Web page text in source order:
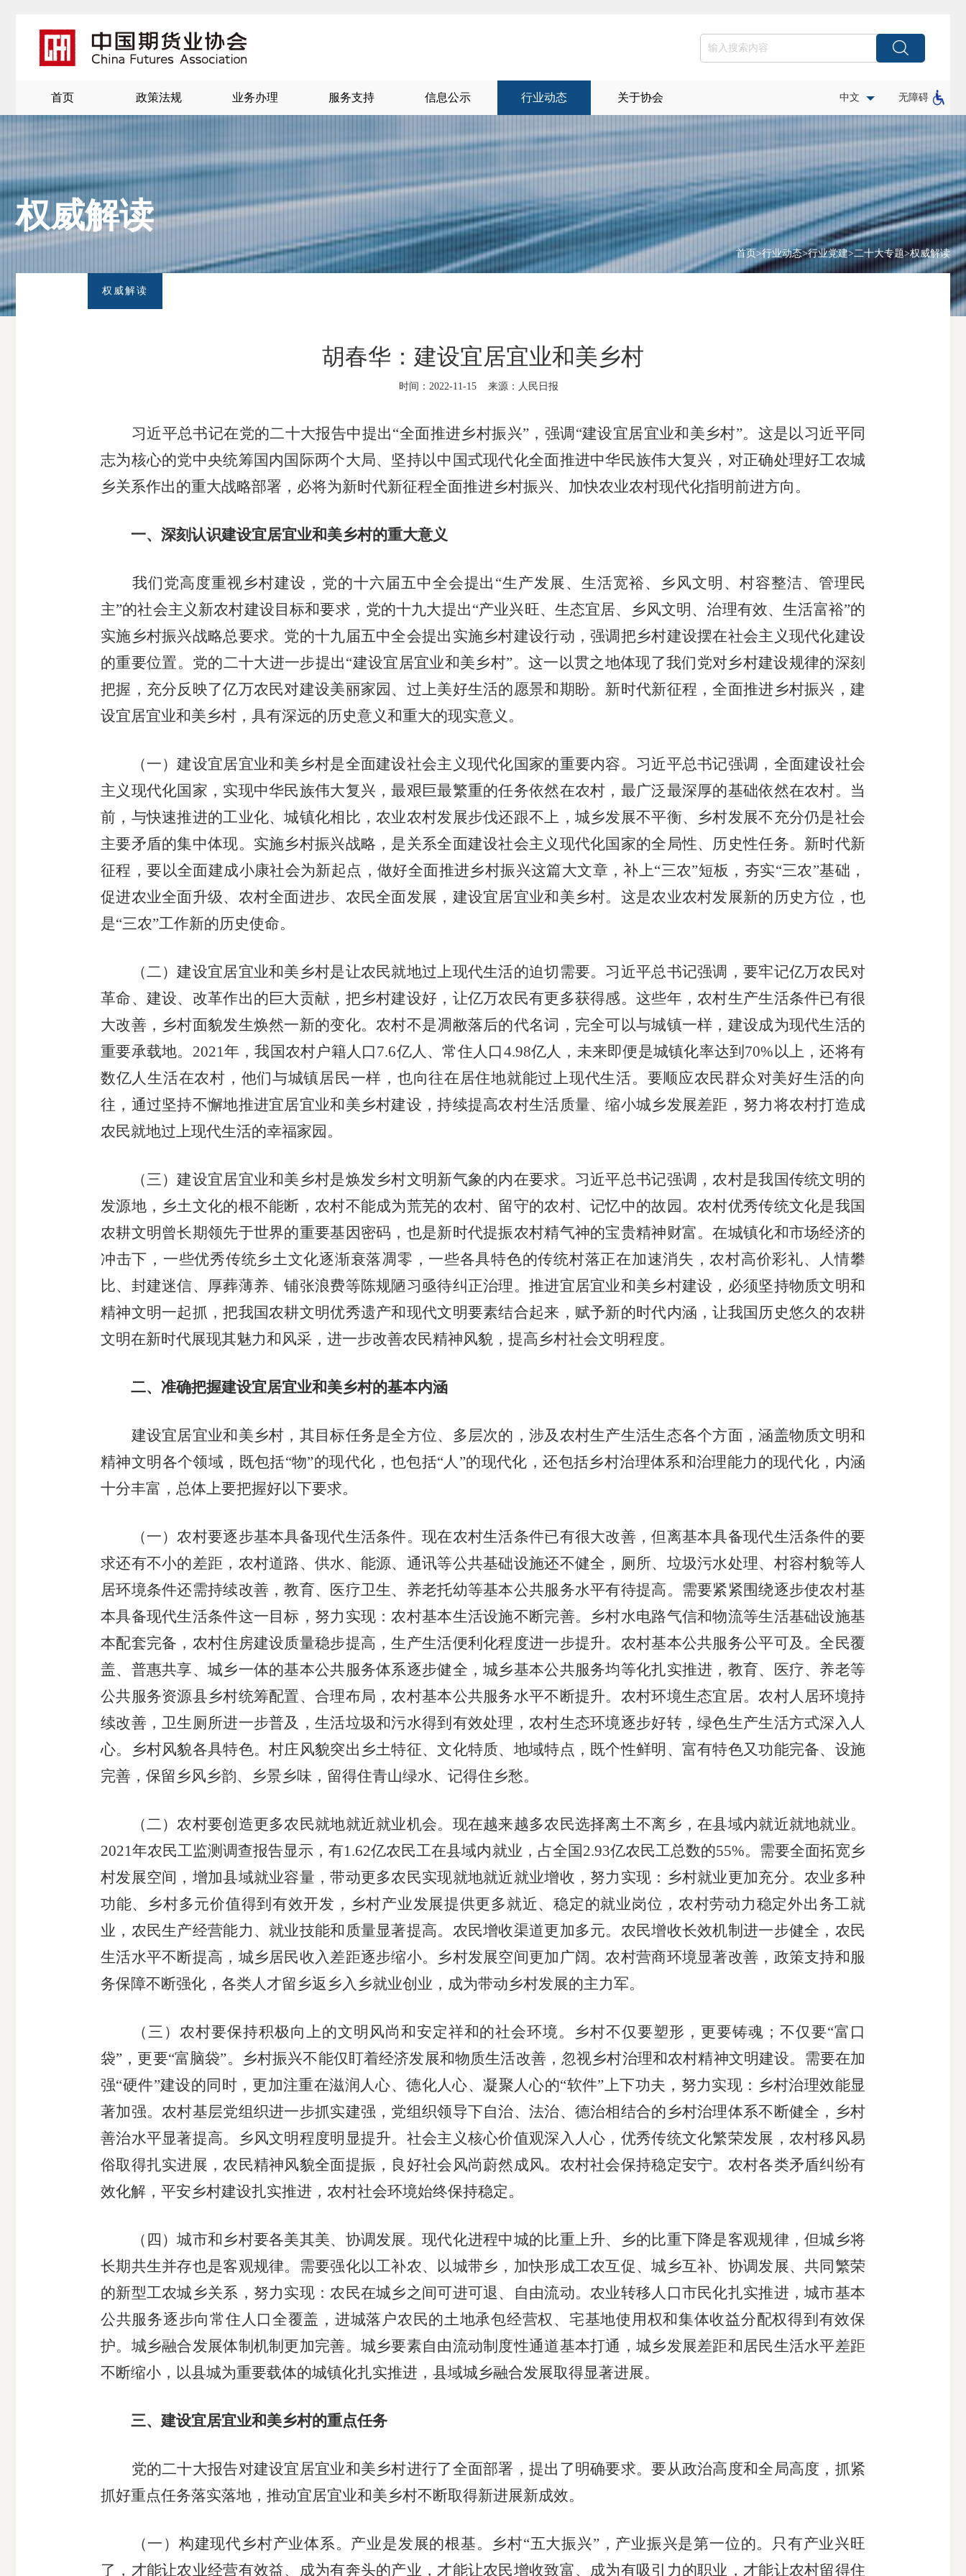
首页 政策法规 业务办理 服务支持 信息公示 行业动态 关于协会 中文 无障碍
权威解读
首页>行业动态>行业党建>二十大专题>权威解读
权威解读
胡春华：建设宜居宜业和美乡村
时间：2022-11-15 来源：人民日报
习近平总书记在党的二十大报告中提出“全面推进乡村振兴”，强调“建设宜居宜业和美乡村”。这是以习近平同
志为核心的党中央统筹国内国际两个大局、坚持以中国式现代化全面推进中华民族伟大复兴，对正确处理好工农城
乡关系作出的重大战略部署，必将为新时代新征程全面推进乡村振兴、加快农业农村现代化指明前进方向。
一、深刻认识建设宜居宜业和美乡村的重大意义
我们党高度重视乡村建设，党的十六届五中全会提出“生产发展、生活宽裕、乡风文明、村容整洁、管理民
主”的社会主义新农村建设目标和要求，党的十九大提出“产业兴旺、生态宜居、乡风文明、治理有效、生活富裕”的
实施乡村振兴战略总要求。党的十九届五中全会提出实施乡村建设行动，强调把乡村建设摆在社会主义现代化建设
的重要位置。党的二十大进一步提出“建设宜居宜业和美乡村”。这一以贯之地体现了我们党对乡村建设规律的深刻
把握，充分反映了亿万农民对建设美丽家园、过上美好生活的愿景和期盼。新时代新征程，全面推进乡村振兴，建
设宜居宜业和美乡村，具有深远的历史意义和重大的现实意义。
（一）建设宜居宜业和美乡村是全面建设社会主义现代化国家的重要内容。习近平总书记强调，全面建设社会
主义现代化国家，实现中华民族伟大复兴，最艰巨最繁重的任务依然在农村，最广泛最深厚的基础依然在农村。当
前，与快速推进的工业化、城镇化相比，农业农村发展步伐还跟不上，城乡发展不平衡、乡村发展不充分仍是社会
主要矛盾的集中体现。实施乡村振兴战略，是关系全面建设社会主义现代化国家的全局性、历史性任务。新时代新
征程，要以全面建成小康社会为新起点，做好全面推进乡村振兴这篇大文章，补上“三农”短板，夯实“三农”基础，
促进农业全面升级、农村全面进步、农民全面发展，建设宜居宜业和美乡村。这是农业农村发展新的历史方位，也
是“三农”工作新的历史使命。
（二）建设宜居宜业和美乡村是让农民就地过上现代生活的迫切需要。习近平总书记强调，要牢记亿万农民对
革命、建设、改革作出的巨大贡献，把乡村建设好，让亿万农民有更多获得感。这些年，农村生产生活条件已有很
大改善，乡村面貌发生焕然一新的变化。农村不是凋敝落后的代名词，完全可以与城镇一样，建设成为现代生活的
重要承载地。2021年，我国农村户籍人口7.6亿人、常住人口4.98亿人，未来即便是城镇化率达到70%以上，还将有
数亿人生活在农村，他们与城镇居民一样，也向往在居住地就能过上现代生活。要顺应农民群众对美好生活的向
往，通过坚持不懈地推进宜居宜业和美乡村建设，持续提高农村生活质量、缩小城乡发展差距，努力将农村打造成
农民就地过上现代生活的幸福家园。
（三）建设宜居宜业和美乡村是焕发乡村文明新气象的内在要求。习近平总书记强调，农村是我国传统文明的
发源地，乡土文化的根不能断，农村不能成为荒芜的农村、留守的农村、记忆中的故园。农村优秀传统文化是我国
农耕文明曾长期领先于世界的重要基因密码，也是新时代提振农村精气神的宝贵精神财富。在城镇化和市场经济的
冲击下，一些优秀传统乡土文化逐渐衰落凋零，一些各具特色的传统村落正在加速消失，农村高价彩礼、人情攀
比、封建迷信、厚葬薄养、铺张浪费等陈规陋习亟待纠正治理。推进宜居宜业和美乡村建设，必须坚持物质文明和
精神文明一起抓，把我国农耕文明优秀遗产和现代文明要素结合起来，赋予新的时代内涵，让我国历史悠久的农耕
文明在新时代展现其魅力和风采，进一步改善农民精神风貌，提高乡村社会文明程度。
二、准确把握建设宜居宜业和美乡村的基本内涵
建设宜居宜业和美乡村，其目标任务是全方位、多层次的，涉及农村生产生活生态各个方面，涵盖物质文明和
精神文明各个领域，既包括“物”的现代化，也包括“人”的现代化，还包括乡村治理体系和治理能力的现代化，内涵
十分丰富，总体上要把握好以下要求。
（一）农村要逐步基本具备现代生活条件。现在农村生活条件已有很大改善，但离基本具备现代生活条件的要
求还有不小的差距，农村道路、供水、能源、通讯等公共基础设施还不健全，厕所、垃圾污水处理、村容村貌等人
居环境条件还需持续改善，教育、医疗卫生、养老托幼等基本公共服务水平有待提高。需要紧紧围绕逐步使农村基
本具备现代生活条件这一目标，努力实现：农村基本生活设施不断完善。乡村水电路气信和物流等生活基础设施基
本配套完备，农村住房建设质量稳步提高，生产生活便利化程度进一步提升。农村基本公共服务公平可及。全民覆
盖、普惠共享、城乡一体的基本公共服务体系逐步健全，城乡基本公共服务均等化扎实推进，教育、医疗、养老等
公共服务资源县乡村统筹配置、合理布局，农村基本公共服务水平不断提升。农村环境生态宜居。农村人居环境持
续改善，卫生厕所进一步普及，生活垃圾和污水得到有效处理，农村生态环境逐步好转，绿色生产生活方式深入人
心。乡村风貌各具特色。村庄风貌突出乡土特征、文化特质、地域特点，既个性鲜明、富有特色又功能完备、设施
完善，保留乡风乡韵、乡景乡味，留得住青山绿水、记得住乡愁。
（二）农村要创造更多农民就地就近就业机会。现在越来越多农民选择离土不离乡，在县域内就近就地就业。
2021年农民工监测调查报告显示，有1.62亿农民工在县域内就业，占全国2.93亿农民工总数的55%。需要全面拓宽乡
村发展空间，增加县域就业容量，带动更多农民实现就地就近就业增收，努力实现：乡村就业更加充分。农业多种
功能、乡村多元价值得到有效开发，乡村产业发展提供更多就近、稳定的就业岗位，农村劳动力稳定外出务工就
业，农民生产经营能力、就业技能和质量显著提高。农民增收渠道更加多元。农民增收长效机制进一步健全，农民
生活水平不断提高，城乡居民收入差距逐步缩小。乡村发展空间更加广阔。农村营商环境显著改善，政策支持和服
务保障不断强化，各类人才留乡返乡入乡就业创业，成为带动乡村发展的主力军。
（三）农村要保持积极向上的文明风尚和安定祥和的社会环境。乡村不仅要塑形，更要铸魂；不仅要“富口
袋”，更要“富脑袋”。乡村振兴不能仅盯着经济发展和物质生活改善，忽视乡村治理和农村精神文明建设。需要在加
强“硬件”建设的同时，更加注重在滋润人心、德化人心、凝聚人心的“软件”上下功夫，努力实现：乡村治理效能显
著加强。农村基层党组织进一步抓实建强，党组织领导下自治、法治、德治相结合的乡村治理体系不断健全，乡村
善治水平显著提高。乡风文明程度明显提升。社会主义核心价值观深入人心，优秀传统文化繁荣发展，农村移风易
俗取得扎实进展，农民精神风貌全面提振，良好社会风尚蔚然成风。农村社会保持稳定安宁。农村各类矛盾纠纷有
效化解，平安乡村建设扎实推进，农村社会环境始终保持稳定。
（四）城市和乡村要各美其美、协调发展。现代化进程中城的比重上升、乡的比重下降是客观规律，但城乡将
长期共生并存也是客观规律。需要强化以工补农、以城带乡，加快形成工农互促、城乡互补、协调发展、共同繁荣
的新型工农城乡关系，努力实现：农民在城乡之间可进可退、自由流动。农业转移人口市民化扎实推进，城市基本
公共服务逐步向常住人口全覆盖，进城落户农民的土地承包经营权、宅基地使用权和集体收益分配权得到有效保
护。城乡融合发展体制机制更加完善。城乡要素自由流动制度性通道基本打通，城乡发展差距和居民生活水平差距
不断缩小，以县城为重要载体的城镇化扎实推进，县域城乡融合发展取得显著进展。
三、建设宜居宜业和美乡村的重点任务
党的二十大报告对建设宜居宜业和美乡村进行了全面部署，提出了明确要求。要从政治高度和全局高度，抓紧
抓好重点任务落实落地，推动宜居宜业和美乡村不断取得新进展新成效。
（一）构建现代乡村产业体系。产业是发展的根基。乡村“五大振兴”，产业振兴是第一位的。只有产业兴旺
了，才能让农业经营有效益、成为有奔头的产业，才能让农民增收致富、成为有吸引力的职业，才能让农村留得住
北
京